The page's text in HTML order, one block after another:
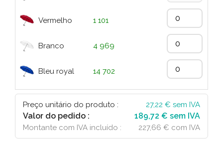
Vermelho 1 101
Branco 4 969
Bleu royal 14 702
Preço unitário do produto : 27,22 € sem IVA
Valor do pedido : 189,72 € sem IVA
Montante com IVA incluído : 227,66 € com IVA